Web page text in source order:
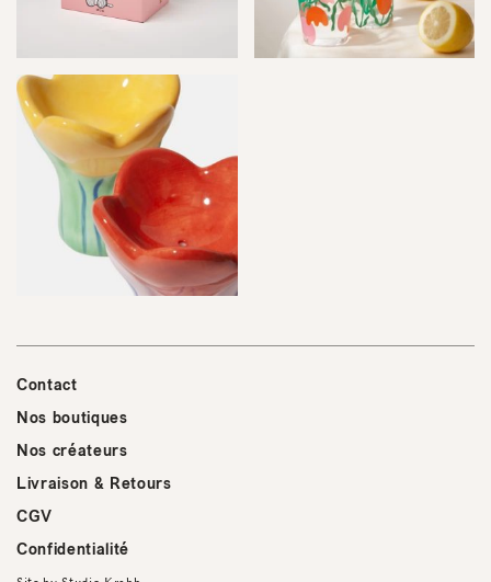
Contact
Nos boutiques
Nos créateurs
Livraison & Retours
CGV
Confidentialité